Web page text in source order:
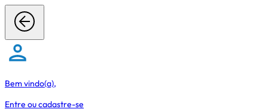
Bem vindo(a),
Entre oucadastre-se